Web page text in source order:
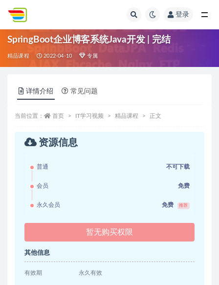
登录
SpringBoot企业博客系统Java开发 | 完结
精品课程 2022-04-10 专属
详情介绍 常见问题
当前位置： 首页 IT学习视频 精品课程 正文
资源信息
普通 不可下载
会员 免费
永久会员 免费 推荐
暂无购买权限
其他信息
有效期 永久有效